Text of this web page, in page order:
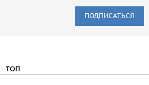
ПОДПИСАТЬСЯ
ТОП